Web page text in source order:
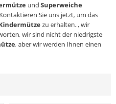
und Superweiche
Sie uns jetzt, um das
zu erhalten. , wir
wir sind nicht der niedrigste
, aber wir werden Ihnen einen